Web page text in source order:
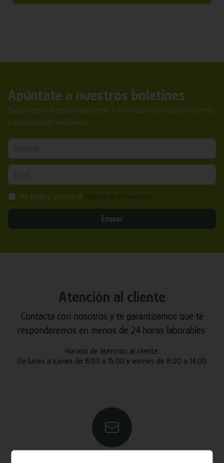
Apúntate a nuestros boletines
Suscríbete a nuestra newsletter y no te pierdas nuestras ofertas
y promociones exclusivas.
He leído y acepto la
Enviar
Atención al cliente
Contacta con nosotros y te garantizamos que te
responderemos en menos de 24 horas laborables.
Horario de atención al cliente:
De lunes a jueves de 8:00 a 15:00 y viernes de 8:00 a 14:00